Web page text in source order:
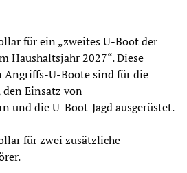
für ein „zweites U-Boot der
Haushaltsjahr 2027“. Diese
Angriffs-U-Boote sind für die
den Einsatz von
und die U-Boot-Jagd ausgerüstet.
für zwei zusätzliche